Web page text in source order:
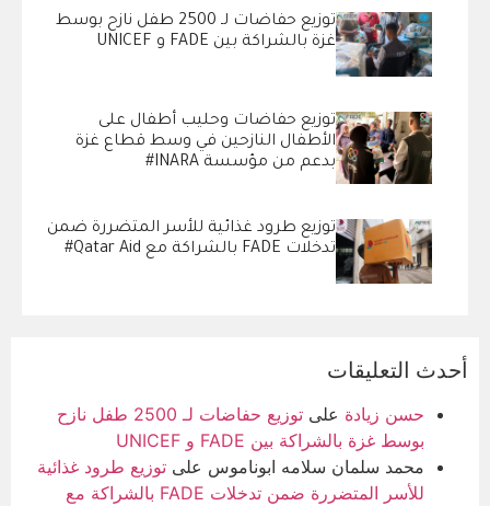
توزيع حفاضات لـ 2500 طفل نازح بوسط
غزة بالشراكة بين FADE و UNICEF
توزيع حفاضات وحليب أطفال على
الأطفال النازحين في وسط قطاع غزة
بدعم من مؤسسة INARA#
توزيع طرود غذائية للأسر المتضررة ضمن
تدخلات FADE بالشراكة مع Qatar Aid#
أحدث التعليقات
حسن زيادة على
توزيع حفاضات لـ 2500 طفل نازح
بوسط غزة بالشراكة بين FADE و UNICEF
محمد سلمان سلامه ابوناموس على توزيع طرود غذائية
للأسر المتضررة ضمن تدخلات FADE بالشراكة مع